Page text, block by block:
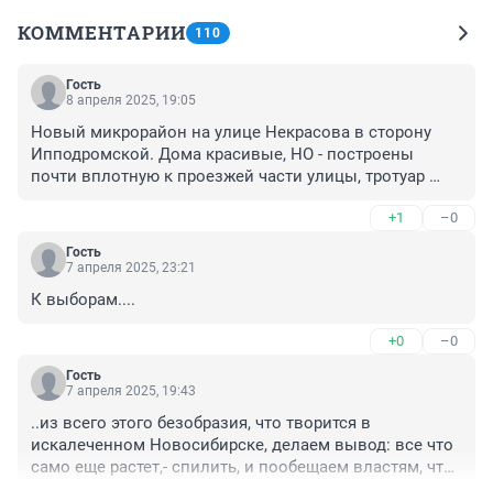
КОММЕНТАРИИ 110
Гость
8 апреля 2025, 19:05
Новый микрорайон на улице Некрасова в сторону
Ипподромской. Дома красивые, НО - построены
почти вплотную к проезжей части улицы, тротуар
разойтись, а для деревьев места не осталось совсем
НИКАКОГО! Теперь улицу в этом месте ни расширить,
ни озеленить нельзя будет. Сочувствую тем, у кого
Новосибирск совсем другим - зелёным, уютным,
+1 –0
Гость
7 апреля 2025, 23:21
К выборам....
+0 –0
Гость
7 апреля 2025, 19:43
..из всего этого безобразия, что творится в
искалеченном Новосибирске, делаем вывод: все что
само еще растет,- спилить, и пообещаем властям, что